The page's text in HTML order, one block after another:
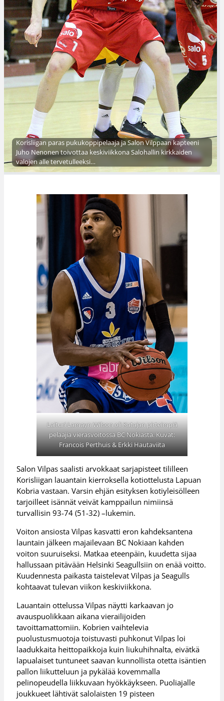
Korisliigan paras pukukoppipelaaja ja Salon Vilppaan kapteeni
Juho Nenonen toivottaa keskiviikkona Salohallin kirkkaiden
valojen alle tervetulleeksi…
Laituri Lamayn Wilson oli Katajan pirteimpiä
pelaajia vierasvoitossa BC Nokiasta. Kuvat:
Francois Perthuis & Erkki Hautaviita
Salon Vilpas saalisti arvokkaat sarjapisteet tililleen
Korisliigan lauantain kierroksella kotiottelusta Lapuan
Kobria vastaan. Varsin ehjän esityksen kotiyleisölleen
tarjoilleet isännät veivät kamppailun nimiinsä
turvallisin 93-74 (51-32) –lukemin.
Voiton ansiosta Vilpas kasvatti eron kahdeksantena
launtain jälkeen majailevaan BC Nokiaan kahden
voiton suuruiseksi. Matkaa eteenpäin, kuudetta sijaa
hallussaan pitävään Helsinki Seagullsiin on enää voitto.
Kuudennesta paikasta taistelevat Vilpas ja Seagulls
kohtaavat tulevan viikon keskiviikkona.
Lauantain ottelussa Vilpas näytti karkaavan jo
avauspuolikkaan aikana vierailijoiden
tavoittamattomiin. Kobrien vaihtelevia
puolustusmuotoja toistuvasti puhkonut Vilpas loi
laadukkaita heittopaikkoja kuin liukuhihnalta, eivätkä
lapualaiset tuntuneet saavan kunnollista otetta isäntien
pallon liikutteluun ja pykälää kovemmalla
pelinopeudella liikkuvaan hyökkäykseen. Puoliajalle
joukkueet lähtivät salolaisten 19 pisteen